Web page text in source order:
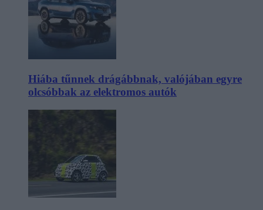
Hiába tűnnek drágábbnak, valójában egyre
olcsóbbak az elektromos autók